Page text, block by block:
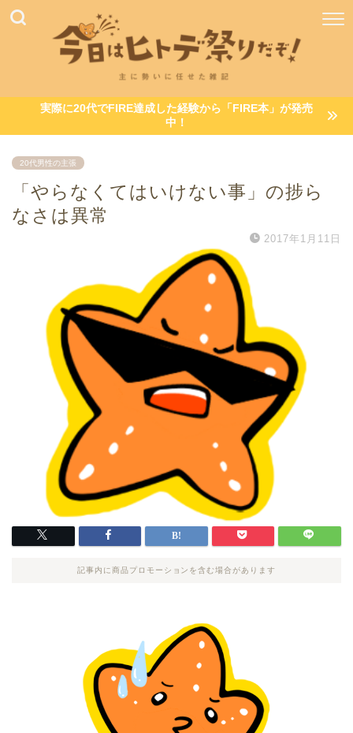
実際に20代でFIRE達成した経験から「FIRE本」が発売
中！
20代男性の主張
「やらなくてはいけない事」の捗ら
なさは異常
2017年1月11日
記事内に商品プロモーションを含む場合があります